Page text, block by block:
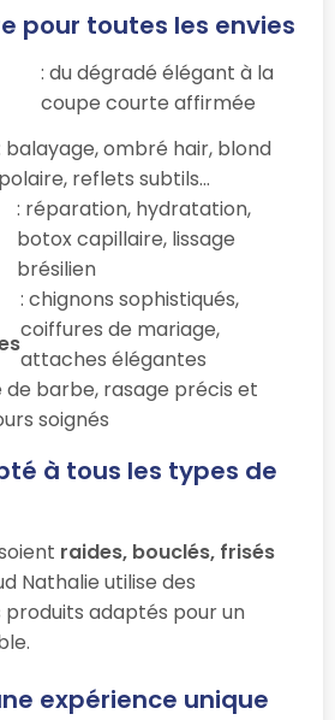
pour toutes les envies
: du dégradé élégant à la
coupe courte affirmée
balayage, ombré hair, blond
polaire, reflets subtils…
: réparation, hydratation,
botox capillaire, lissage
brésilien
: chignons sophistiqués,
coiffures de mariage,
attaches élégantes
de barbe, rasage précis et
soignés
à tous les types de
raides, bouclés, frisés
Nathalie utilise des
adaptés pour un
expérience unique